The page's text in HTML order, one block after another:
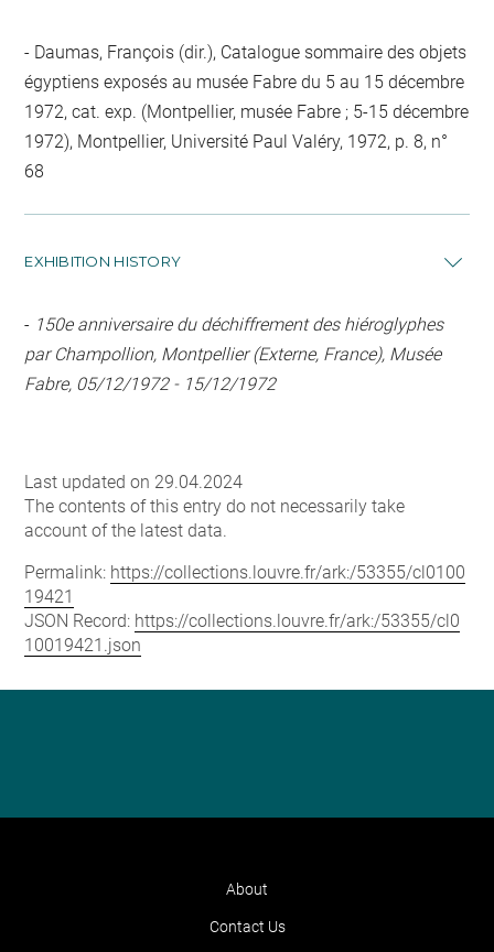
Daumas, François (dir.), Catalogue sommaire des objets
égyptiens exposés au musée Fabre du 5 au 15 décembre
1972, cat. exp. (Montpellier, musée Fabre ; 5-15 décembre
1972), Montpellier, Université Paul Valéry, 1972, p. 8, n°
68
EXHIBITION HISTORY
- 150e anniversaire du déchiffrement des hiéroglyphes
par Champollion, Montpellier (Externe, France), Musée
Fabre, 05/12/1972 - 15/12/1972
Last updated on 29.04.2024
The contents of this entry do not necessarily take
account of the latest data.
Permalink: https://collections.louvre.fr/ark:/53355/cl0100
19421
JSON Record: https://collections.louvre.fr/ark:/53355/cl0
10019421.json
About
Contact Us